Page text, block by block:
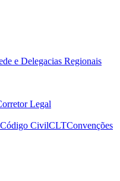
e Delegacias Regionais
Legal
Código CivilCLTConvenções